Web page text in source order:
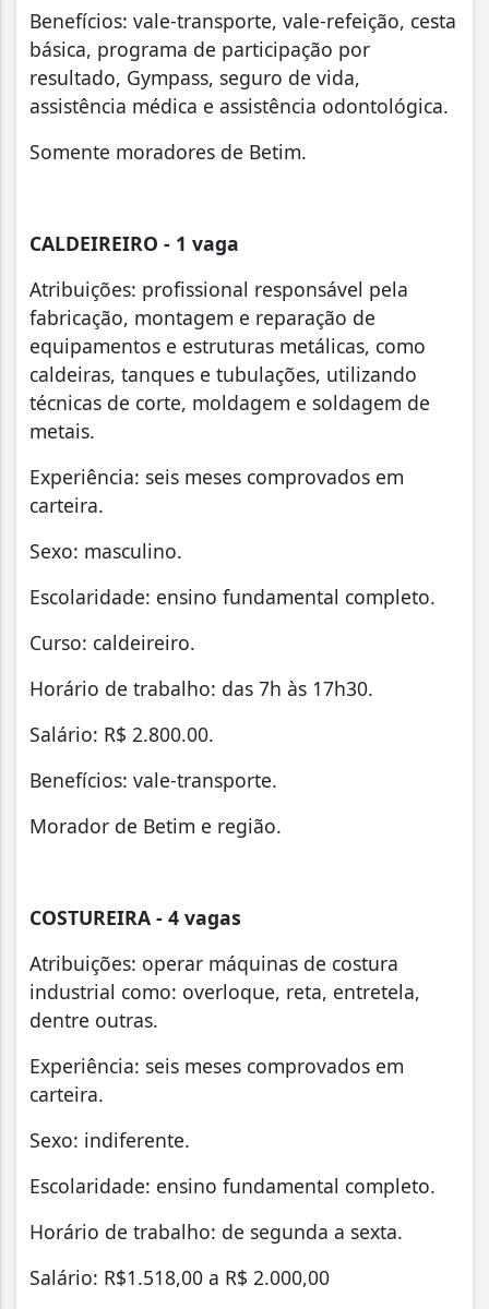
Benefícios: vale-transporte, vale-refeição, cesta
básica, programa de participação por
resultado, Gympass, seguro de vida,
assistência médica e assistência odontológica.
Somente moradores de Betim.
CALDEIREIRO - 1 vaga
Atribuições: profissional responsável pela
fabricação, montagem e reparação de
equipamentos e estruturas metálicas, como
caldeiras, tanques e tubulações, utilizando
técnicas de corte, moldagem e soldagem de
metais.
Experiência: seis meses comprovados em
carteira.
Sexo: masculino.
Escolaridade: ensino fundamental completo.
Curso: caldeireiro.
Horário de trabalho: das 7h às 17h30.
Salário: R$ 2.800.00.
Benefícios: vale-transporte.
Morador de Betim e região.
COSTUREIRA - 4 vagas
Atribuições: operar máquinas de costura
industrial como: overloque, reta, entretela,
dentre outras.
Experiência: seis meses comprovados em
carteira.
Sexo: indiferente.
Escolaridade: ensino fundamental completo.
Horário de trabalho: de segunda a sexta.
Salário: R$1.518,00 a R$ 2.000,00